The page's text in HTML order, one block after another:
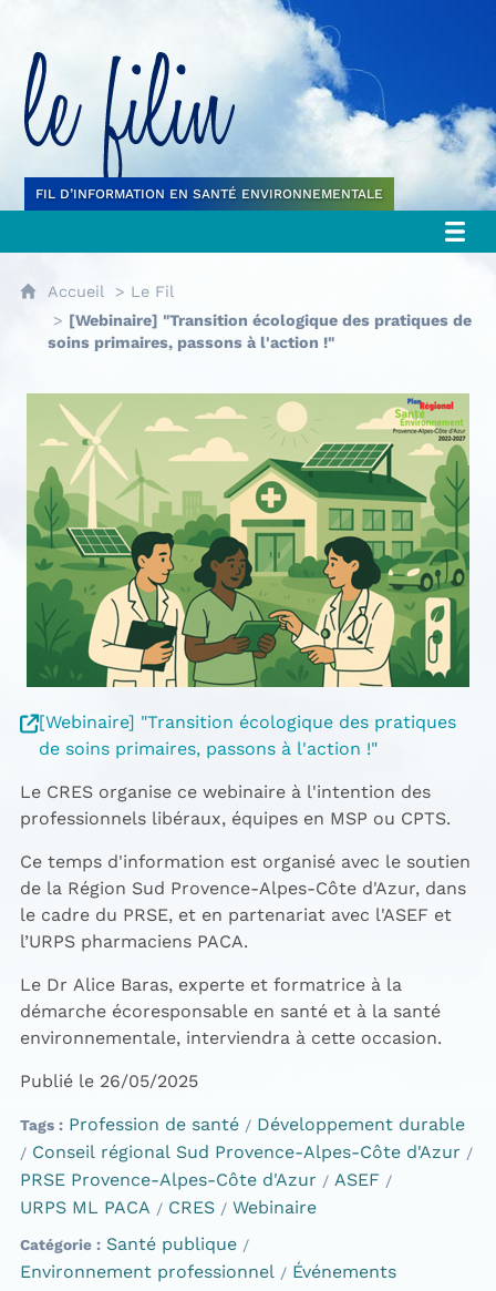
FIL D’INFORMATION EN SANTÉ ENVIRONNEMENTALE
Accueil
Le Fil
[Webinaire] "Transition écologique des pratiques de
soins primaires, passons à l'action !"
[Webinaire] "Transition écologique des pratiques
de soins primaires, passons à l'action !"
Le CRES organise ce webinaire à l'intention des
professionnels libéraux, équipes en MSP ou CPTS.
Ce temps d'information est organisé avec le soutien
de la Région Sud Provence-Alpes-Côte d'Azur, dans
le cadre du PRSE, et en partenariat avec l'ASEF et
l’URPS pharmaciens PACA.
Le Dr Alice Baras, experte et formatrice à la
démarche écoresponsable en santé et à la santé
environnementale, interviendra à cette occasion.
Publié le 26/05/2025
Tags Profession de santé
Développement durable
Conseil régional Sud Provence-Alpes-Côte d'Azur
PRSE Provence-Alpes-Côte d'Azur
ASEF
URPS ML PACA
CRES Webinaire
Catégorie
Santé publique
Environnement professionnel
Événements